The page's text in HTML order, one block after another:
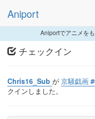
Aniport
Aniportでアニメをも
チェックイン
Chris16_Sub が 京騒戯画
クインしました。